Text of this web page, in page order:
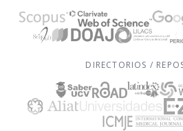
DIRECTORIOS /